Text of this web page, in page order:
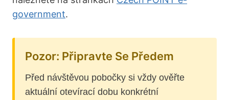
government.
Pozor: Připravte Se Předem
Před návštěvou pobočky si vždy ověřte
aktuální otevírací dobu konkrétní